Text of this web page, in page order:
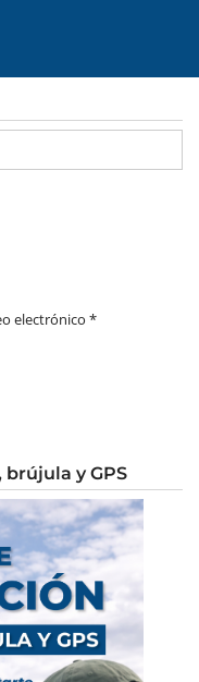
electrónico *
y GPS